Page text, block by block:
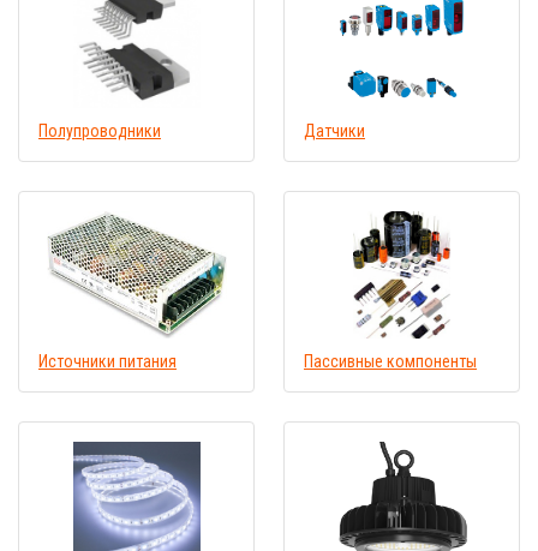
Полупроводники Датчики
Источники питания Пассивные компоненты